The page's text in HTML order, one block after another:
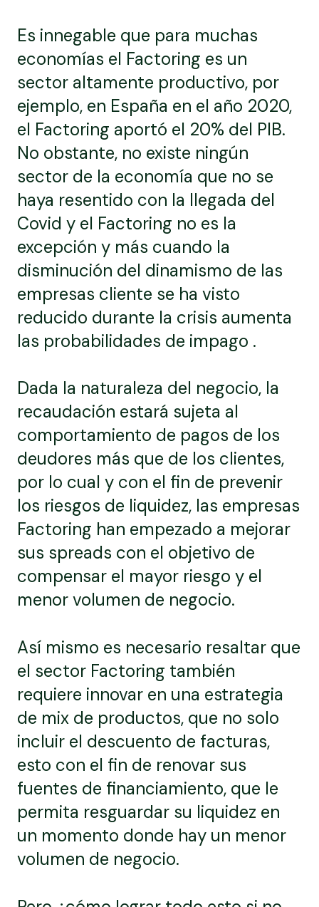
Es innegable que para muchas
economías el Factoring es un
sector altamente productivo, por
ejemplo, en España en el año 2020,
el Factoring aportó el 20% del PIB.
No obstante, no existe ningún
sector de la economía que no se
haya resentido con la llegada del
Covid y el Factoring no es la
excepción y más cuando la
disminución del dinamismo de las
empresas cliente se ha visto
reducido durante la crisis aumenta
las probabilidades de impago .
Dada la naturaleza del negocio, la
recaudación estará sujeta al
comportamiento de pagos de los
deudores más que de los clientes,
por lo cual y con el fin de prevenir
los riesgos de liquidez, las empresas
Factoring han empezado a mejorar
sus spreads con el objetivo de
compensar el mayor riesgo y el
menor volumen de negocio.
Así mismo es necesario resaltar que
el sector Factoring también
requiere innovar en una estrategia
de mix de productos, que no solo
incluir el descuento de facturas,
esto con el fin de renovar sus
fuentes de financiamiento, que le
permita resguardar su liquidez en
un momento donde hay un menor
volumen de negocio.